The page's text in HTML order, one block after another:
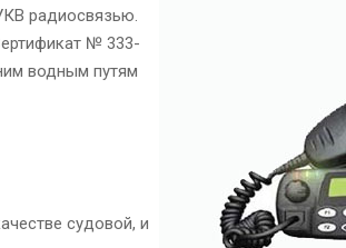
радиосвязью.
№ 333-
водным путям
судовой, и